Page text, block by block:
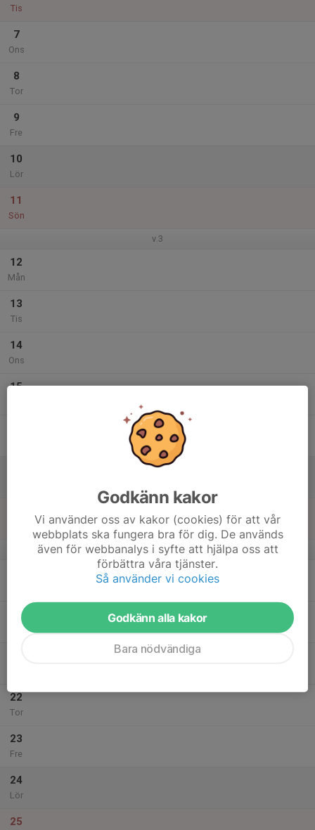
Tis
7
Ons
8
Tor
9
Fre
10
Lör
11
Sön
v.3
12
Mån
13
Tis
14
Ons
15
v.4
20
22
Tor
23
Fre
24
Lör
25
Godkänn kakor
Vi använder oss av kakor (cookies) för att vår
webbplats ska fungera bra för dig. De används
även för webbanalys i syfte att hjälpa oss att
förbättra våra tjänster.
Så använder vi cookies
Godkänn alla kakor
Bara nödvändiga